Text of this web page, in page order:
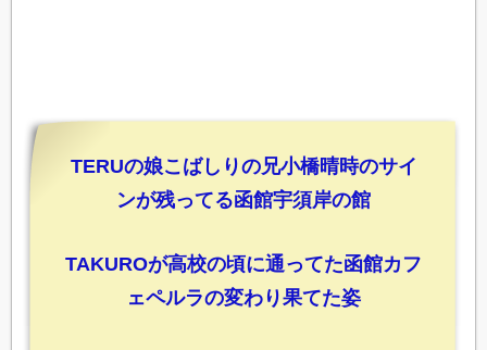
TERUの娘こばしりの兄小橋晴時のサイ
ンが残ってる函館宇須岸の館
TAKUROが高校の頃に通ってた函館カフ
ェペルラの変わり果てた姿